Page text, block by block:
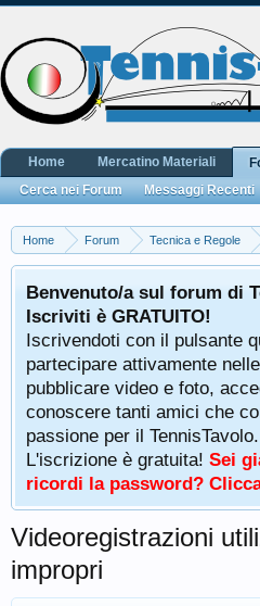
Home Forum Tecnica e Regole
Benvenuto/a sul forum di
Iscriviti è GRATUITO!
Iscrivendoti con il pulsante
partecipare attivamente
pubblicare video e foto,
conoscere tanti amici che
passione per il
L'iscrizione è gratuita! Sei
ricordi la password?
Videoregistrazioni
impropri
Home Mercatino Materiali
Cerca nei Forum
Messaggi Recenti